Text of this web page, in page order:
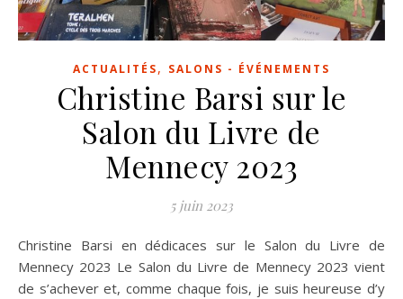
ACTUALITÉS, SALONS - ÉVÉNEMENTS
Christine Barsi sur le
Salon du Livre de
Mennecy 2023
5 juin 2023
Christine Barsi en dédicaces sur le Salon du Livre de
Mennecy 2023 Le Salon du Livre de Mennecy 2023 vient
de s’achever et, comme chaque fois, je suis heureuse d’y